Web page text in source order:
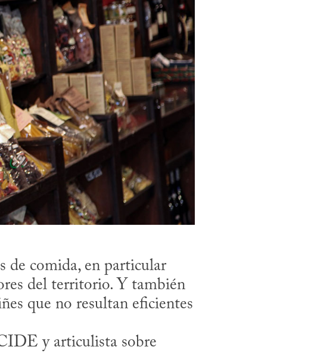
de comida, en particular
del territorio. Y también
que no resultan eficientes
y articulista sobre